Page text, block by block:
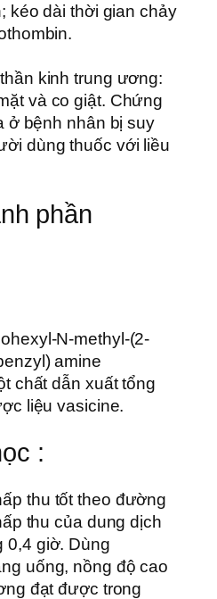
kéo dài thời gian chảy
kinh trung ương:
và co giật. Chứng
ở bệnh nhân bị suy
dùng thuốc với liều
phần
N-methyl-(2-
amine
chất dẫn xuất tổng
liệu vasicine.
:
thu tốt theo đường
thu của dung dịch
0,4 giờ. Dùng
uống, nồng độ cao
đạt được trong